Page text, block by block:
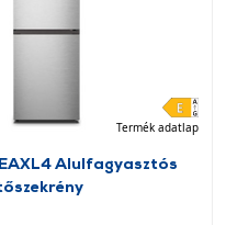
Termék adatlap
Alulfagyasztós